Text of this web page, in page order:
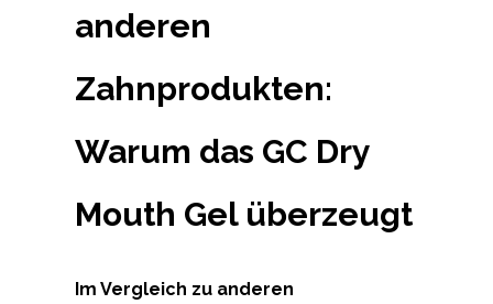
anderen
Zahnprodukten:
Warum das GC Dry
Mouth Gel überzeugt
Im Vergleich zu anderen